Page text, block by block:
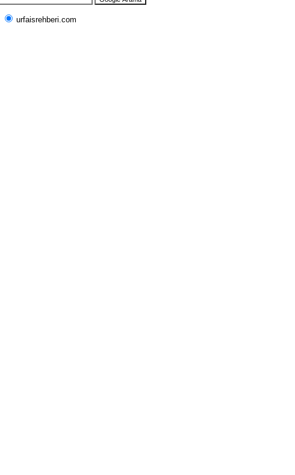
urfaisrehberi.com